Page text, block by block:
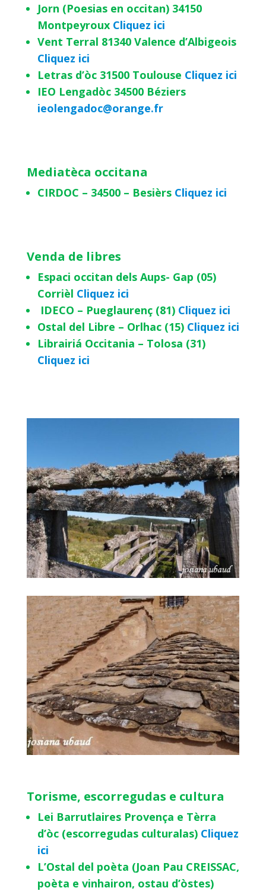
Jorn (Poesias en occitan) 34150
Montpeyroux Cliquez ici
Vent Terral 81340 Valence d’Albigeois
Cliquez ici
Letras d’òc 31500 Toulouse Cliquez ici
IEO Lengadòc 34500 Béziers
ieolengadoc@orange.fr
Mediatèca occitana
CIRDOC – 34500 – Besièrs Cliquez ici
Venda de libres
Espaci occitan dels Aups- Gap (05)
Corrièl Cliquez ici
IDECO – Pueglaurenç (81) Cliquez ici
Ostal del Libre – Orlhac (15) Cliquez ici
Librairiá Occitania – Tolosa (31)
Cliquez ici
Torisme, escorregudas e cultura
Lei Barrutlaires Provença e Tèrra
d’òc (escorregudas culturalas) Cliquez
ici
L’Ostal del poèta (Joan Pau CREISSAC,
poèta e vinhairon, ostau d’òstes)